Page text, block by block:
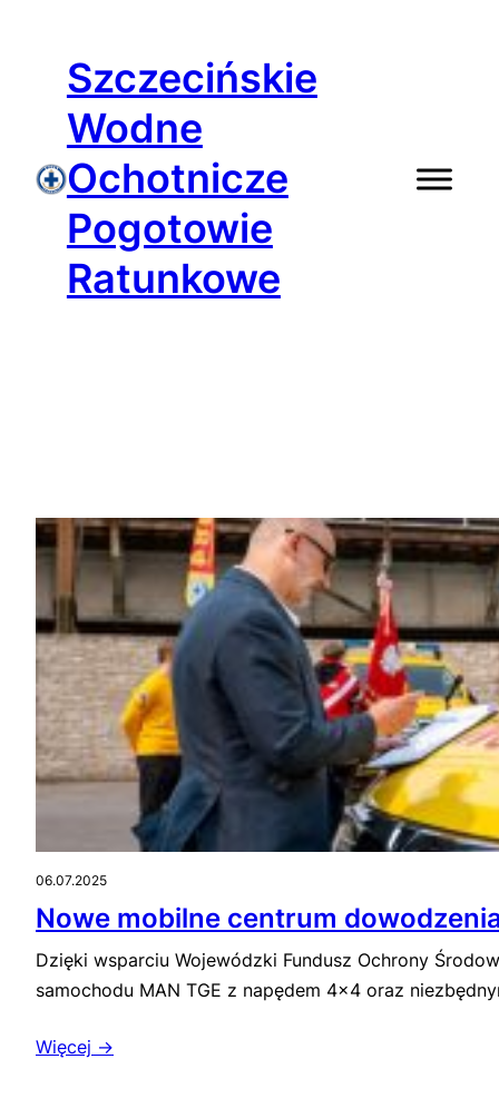
Szczecińskie
Wodne
Ochotnicze
Pogotowie
Ratunkowe
06.07.2025
Nowe mobilne centrum
Dzięki wsparciu Wojewódzki Fundusz Ochrony
samochodu MAN TGE z napędem 4×4 oraz
Więcej →